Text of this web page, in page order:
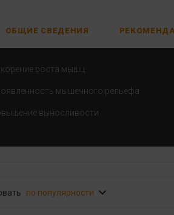
ОБЩИЕ СВЕДЕНИЯ
роста мышц
мышечного рельефа
выносливости
по популярности